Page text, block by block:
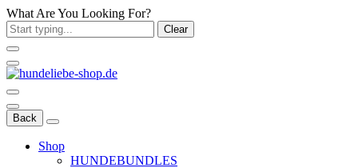
What Are You Looking For?
Clear
Back
Shop
HUNDEBUNDLES